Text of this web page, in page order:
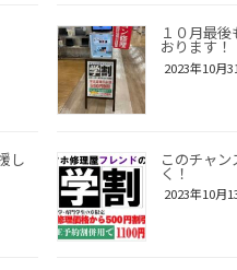
１０月最
おります！
2023年10月
し このチャ
く！
2023年10月